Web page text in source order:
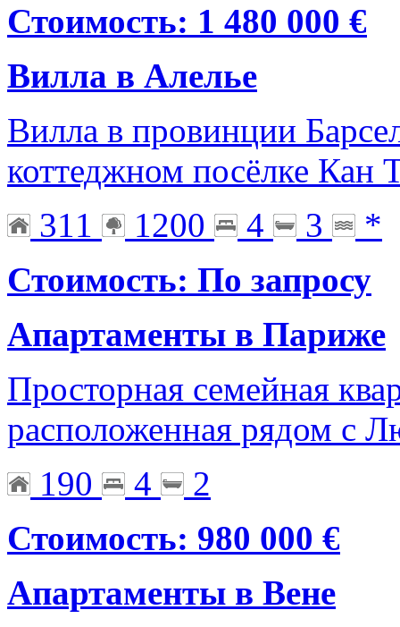
Стоимость: 1 480 000 €
Вилла в Алелье
Вилла в провинции
коттеджном посёлке Кан
311
1200 4 3
*
Стоимость: По запросу
Апартаменты в Париже
Просторная семейная
расположенная рядом с
190
4
2
Стоимость: 980 000 €
Апартаменты в Вене